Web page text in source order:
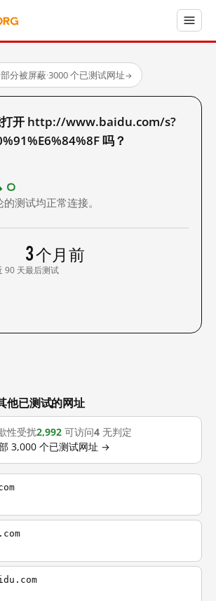
·部分被屏蔽·3000 个已测试网址→
打开 http://www.baidu.com/s?
吗？
测试均正常连接。
90 天
3 个月前
最后测试
已测试的网址
性受扰2,992 可访问4 无判定
3,000 个已测试网址 →